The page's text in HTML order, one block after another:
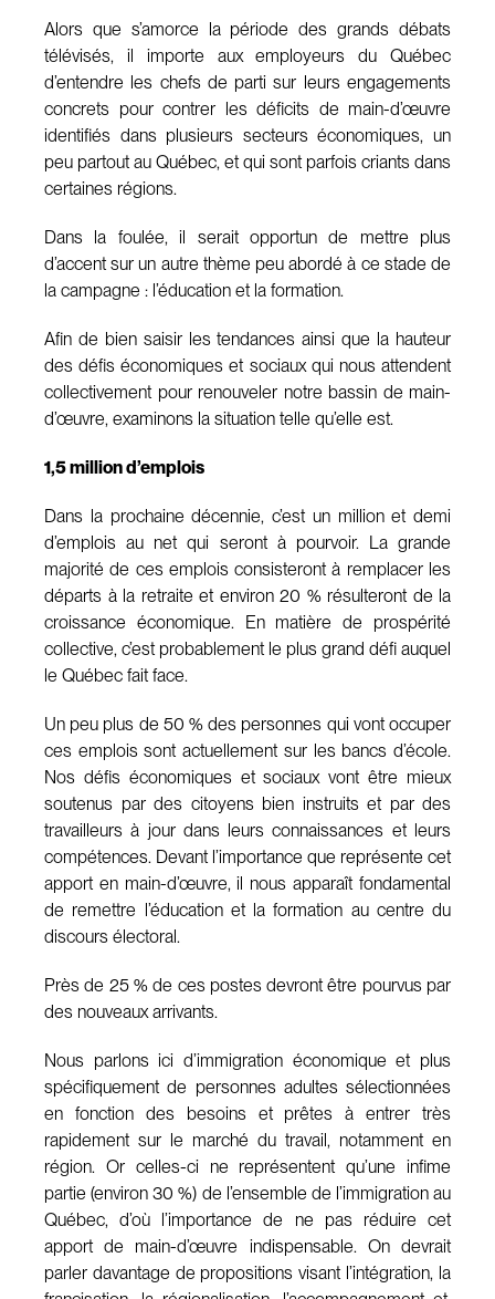
Alors que s’amorce la période des grands débats
télévisés, il importe aux employeurs du Québec
d’entendre les chefs de parti sur leurs engagements
concrets pour contrer les déficits de main-d’œuvre
identifiés dans plusieurs secteurs économiques, un
peu partout au Québec, et qui sont parfois criants dans
certaines régions.
Dans la foulée, il serait opportun de mettre plus
d’accent sur un autre thème peu abordé à ce stade de
la campagne : l’éducation et la formation.
Afin de bien saisir les tendances ainsi que la hauteur
des défis économiques et sociaux qui nous attendent
collectivement pour renouveler notre bassin de main-
d’œuvre, examinons la situation telle qu’elle est.
1,5 million d’emplois
Dans la prochaine décennie, c’est un million et demi
d’emplois au net qui seront à pourvoir. La grande
majorité de ces emplois consisteront à remplacer les
départs à la retraite et environ 20 % résulteront de la
croissance économique. En matière de prospérité
collective, c’est probablement le plus grand défi auquel
le Québec fait face.
Un peu plus de 50 % des personnes qui vont occuper
ces emplois sont actuellement sur les bancs d’école.
Nos défis économiques et sociaux vont être mieux
soutenus par des citoyens bien instruits et par des
travailleurs à jour dans leurs connaissances et leurs
compétences. Devant l’importance que représente cet
apport en main-d’œuvre, il nous apparaît fondamental
de remettre l’éducation et la formation au centre du
discours électoral.
Près de 25 % de ces postes devront être pourvus par
des nouveaux arrivants.
Nous parlons ici d’immigration économique et plus
spécifiquement de personnes adultes sélectionnées
en fonction des besoins et prêtes à entrer très
rapidement sur le marché du travail, notamment en
région. Or celles-ci ne représentent qu’une infime
partie (environ 30 %) de l’ensemble de l’immigration au
Québec, d’où l’importance de ne pas réduire cet
apport de main-d’œuvre indispensable. On devrait
parler davantage de propositions visant l’intégration, la